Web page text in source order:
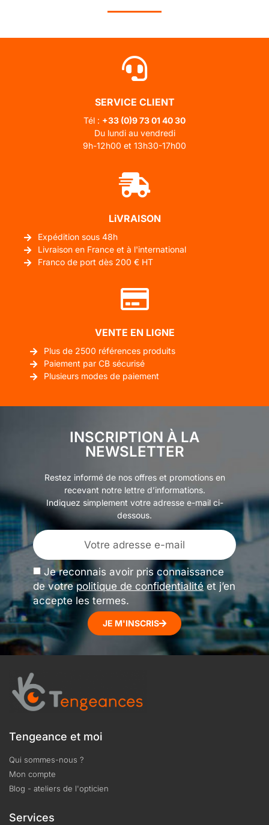
SERVICE CLIENT
Tél : +33 (0)9 73 01 40 30
Du lundi au vendredi
9h-12h00 et 13h30-17h00
LiVRAISON
Expédition sous 48h
Livraison en France et à l'international
Franco de port dès 200 € HT
VENTE EN LIGNE
Plus de 2500 références produits
Paiement par CB sécurisé
Plusieurs modes de paiement
INSCRIPTION À LA
NEWSLETTER
Restez informé de nos offres et promotions en
recevant notre lettre d’informations.
Indiquez simplement votre adresse e-mail ci-
dessous.
Je reconnais avoir pris connaissance
de votrepolitique de confidentialitéet j’en
accepte les termes.
JE M'INSCRIS
Tengeance et moi
Qui sommes-nous ?
Mon compte
Blog - ateliers de l'opticien
Services